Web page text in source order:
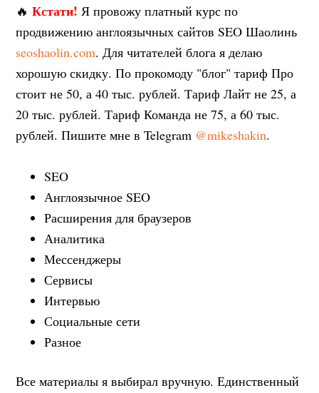
🔥Кстати! Я провожу платный курс по
продвижению англоязычных сайтов SEO Шаолинь
seoshaolin.com. Для читателей блога я делаю
хорошую скидку. По прокомоду "блог" тариф Про
стоит не 50, а 40 тыс. рублей. Тариф Лайт не 25, а
20 тыс. рублей. Тариф Команда не 75, а 60 тыс.
рублей. Пишите мне в Telegram @mikeshakin.
SEO
Англоязычное SEO
Расширения для браузеров
Аналитика
Мессенджеры
Сервисы
Интервью
Социальные сети
Разное
Все материалы я выбирал вручную. Единственный